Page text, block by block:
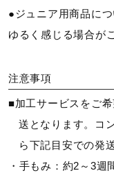
●ジュニア用商品に
ゆるく感じる場合が
注意事項
■加工サービスをご
送となります。コ
ら下記目安での発
・手もみ：約2～3週